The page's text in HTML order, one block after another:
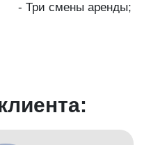
- Три смены аренды;